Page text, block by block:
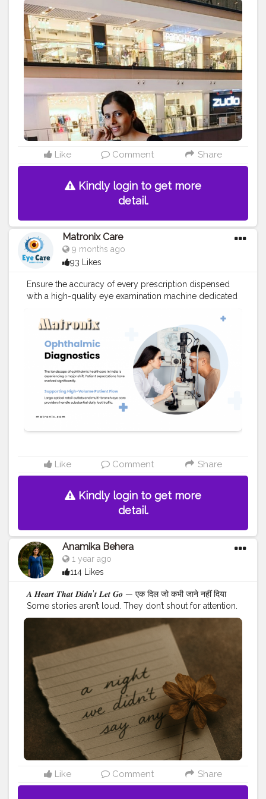
Like Comment Share
Kindly login to get more
detail.
Matronix Care
9 months ago
93 Likes
Ensure the accuracy of every prescription dispensed
with a high-quality eye examination machine dedicated
for precisely checking eyeglasses, guaranteeing
patient confidence and satisfaction. We offer a wide
range of top-model and base-model equipment to suit
varying practice volumes. You may also visit at
https://matronix.in/eye-test-machines.html
#Creatorshala #Blogger #Fashion
#Creatorshalablogger #Influencer #Creator
#Photography #Love #Instagram #tech #health
#Fashionblogger
Like Comment Share
Kindly login to get more
detail.
Anamika Behera
1 year ago
114 Likes
𝑨 𝑯𝒆𝒂𝒓𝒕 𝑻𝒉𝒂𝒕 𝑫𝒊𝒅𝒏’𝒕 𝑳𝒆𝒕 𝑮𝒐 — एक दिल जो कभी जाने नहीं दिया
Some stories aren’t loud. They don’t shout for attention.
They just breathe quietly, tucked within a girl’s heart…
जहाँ यादें लम्हों से भी ज़्यादा देर तक गूंजती हैं। --- I never
understood relationships. ना वो फ़िल्मों वाली मोहब्बत, ना दोस्तों
की देर रातों वाली गप्पें जहाँ वो प्यार के ख़तों और ब्रेकअप्स पर हँसते-रोते
थे। मेरा जीवन कुछ और ही था — थोड़ा सा सीधा, थोड़ा सा डरपोक…
लेकिन सच्चा। फिर वो आया। ना तूफ़ान बनकर, ना शोख़ी बनकर। बल्कि
एक शांत लहर की तरह… जो मेरी रूह के किनारे को छूकर बस वहीं ठहर
गई। हम बहुत छोटे थे। शायद बहुत ज़्यादा। वो कभी उन लड़कों जैसा नहीं
था जो सिर्फ़ टाइम पास के लिए फ़्लर्ट करते हैं। वो सीधा था। शांत। थोड़ा
झिझकता हुआ। लेकिन उसकी ख़ामोशी में एक जादू था — जैसे वो अपनी
नज़रों से कह जाता था… जब मैं देख भी नहीं रही होती थी। और मैं? मैं तो
खुद एक तूफ़ान थी। कभी हँसी में पागल, कभी ‘क्यों मैं’ की सोच में खोई। पर
वो कभी नहीं थका। बस ठहर गया — एक ऐसे सहारे की तरह जिसकी
ज़रूरत थी… पर मुझे पता नहीं था। --- एक बार उसने कहा था, “हम तब ही
क़रीब होंगे जब तुम चाहोगी। उससे पहले नहीं।” ये लाइन… दिल में बैठ गई।
Like Comment Share